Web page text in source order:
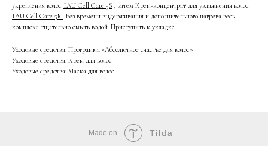
укрепления волос IAU Cell Care 5S , затем Крем-концентрат для увлажнения волос
IAU Cell Care 5M. Без времени выдерживания и дополнительного нагрева весь
комплекс тщательно смыть водой. Приступить к укладке.
Уходовые средства: Программа «Абсолютное счастье для волос»
Уходовые средства: Крем для волос
Уходовые средства: Маска для волос
Made on Tilda